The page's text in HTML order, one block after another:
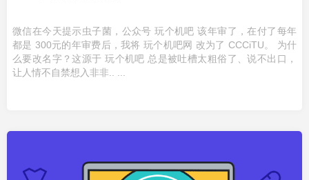
微信在今天提示虫子菌，公众号 玩个机吧 该年审了，在付了每年
都是 300元的年审费后，我将 玩个机吧网 改为了 CCCiTU。 为什
么要改名字？这源于 玩个机吧 总是被吐槽太粗俗了、说不出口，
让人情不自禁想入非非.. ...